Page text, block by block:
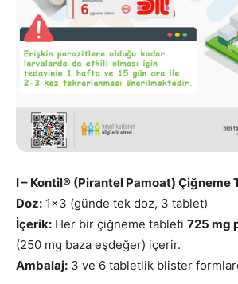
I – Kontil® (Pirantel Pamoat) Çiğneme
Doz: 1×3 (günde tek doz, 3 tablet)
İçerik: Her bir çiğneme tableti 725 mg
(250 mg baza eşdeğer) içerir.
Ambalaj: 3 ve 6 tabletlik blister